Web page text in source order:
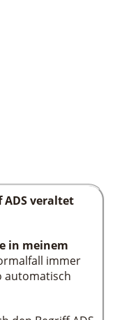
ADS veraltet
in meinem
immer
automatisch